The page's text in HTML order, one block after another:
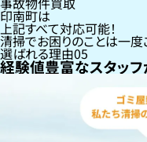
印南町は
上記すべて対応可能！
清掃でお困りのことは一度
選ばれる理由05
経験値豊富なスタッ